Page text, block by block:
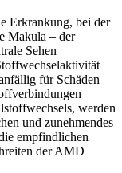
Erkrankung, bei der
Makula – der
Sehen
für Schäden
werden
und zunehmendes
empfindlichen
der AMD